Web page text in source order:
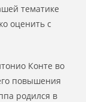
тематике
оценить с
Конте во
повышения
родился в